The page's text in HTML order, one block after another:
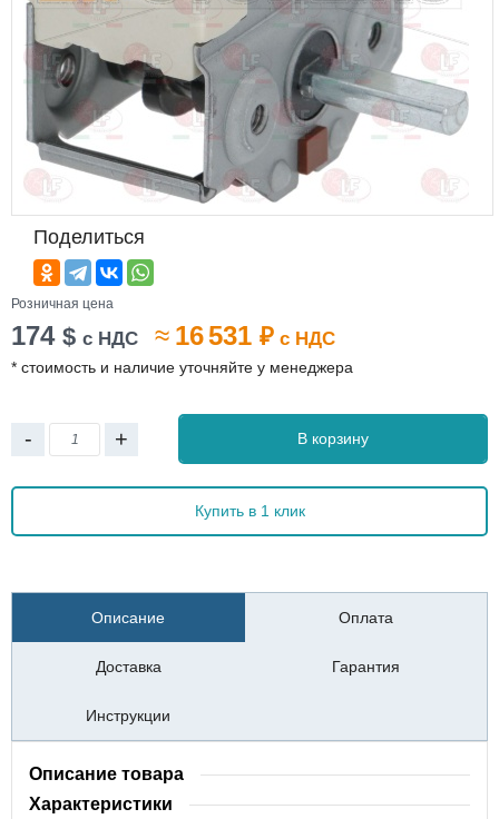
Поделиться
Розничная цена
174 $ с НДС ≈ 16 531 ₽ с НДС
* стоимость и наличие уточняйте у менеджера
- + В корзину
Купить в 1 клик
Описание Оплата
Доставка Гарантия
Инструкции
Описание товара
Характеристики